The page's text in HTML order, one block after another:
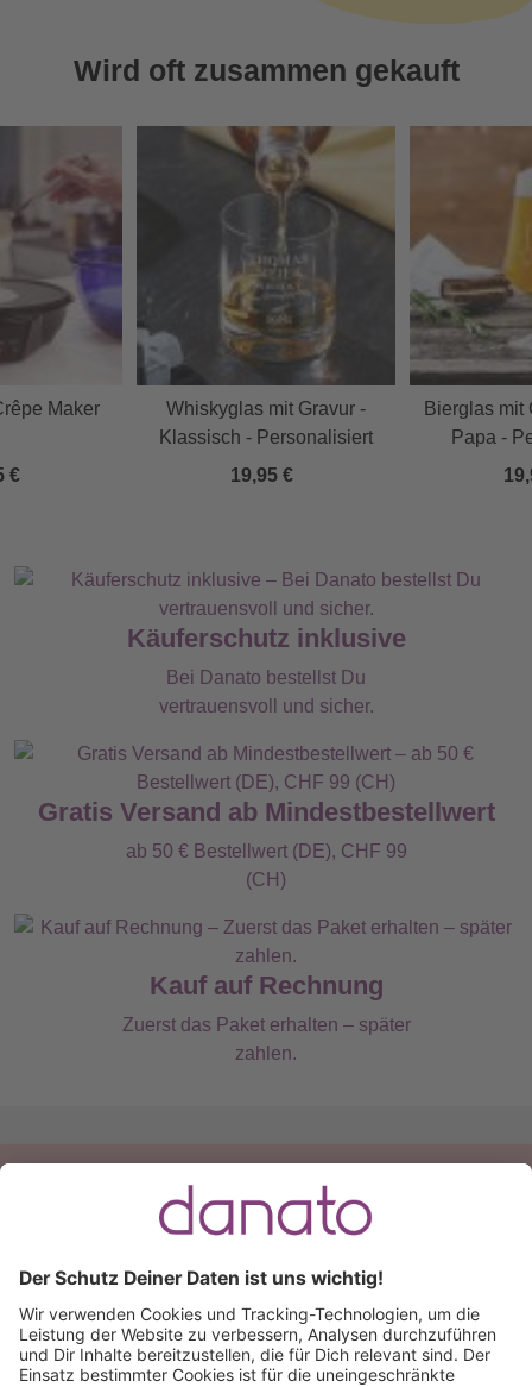
Wird oft zusammen gekauft
Maker
€
Whiskyglas mit Gravur -
Klassisch - Personalisiert
19,95 €
Bierglas mit
Papa -
Käuferschutz inklusive
Bei Danato bestellst Du
vertrauensvoll und sicher.
Gratis Versand ab Mindestbestellwert
ab 50 € Bestellwert (DE), CHF 99
(CH)
Kauf auf Rechnung
Zuerst das Paket erhalten – später
zahlen.
Du hast eine Frage?
+49 (0) 511 51 56 0300
schreib uns eineE-Mail
Käuferschutz inklusive Kauf auf Rechnung